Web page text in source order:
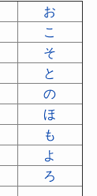
お
こ
そ
と
の
ほ
も
よ
ろ